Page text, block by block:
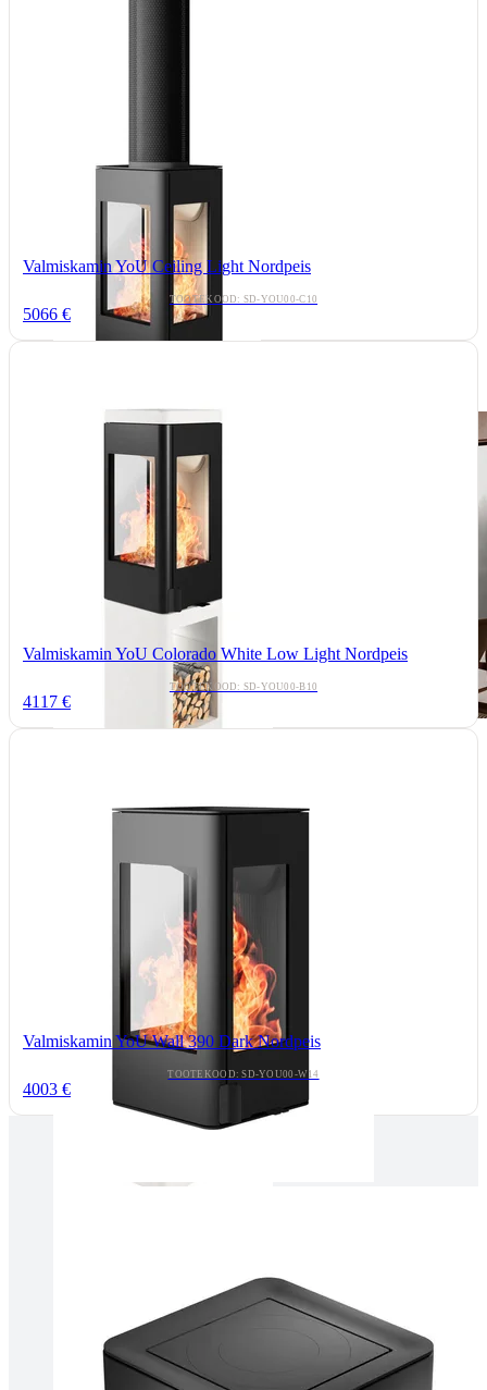
Valmiskamin YoU Ceiling Light Nordpeis
TOOTEKOOD: SD-YOU00-C10
5066 €
Valmiskamin YoU Colorado White Low Light Nordpeis
TOOTEKOOD: SD-YOU00-B10
4117 €
Valmiskamin YoU Wall 390 Dark Nordpeis
TOOTEKOOD: SD-YOU00-W14
4003 €
E-R 10:00-18:30
Tartus kivi töötlemine